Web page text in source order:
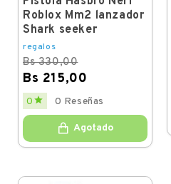
Roblox Mm2 lanzador
Shark seeker
regalos
Bs 330,00
Bs 215,00
Regular
price
Price
0  0 Reseñas
Agotado